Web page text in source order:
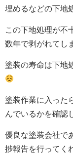
埋めるなどの下地
この下地処理が不
数年で剥がれてし
塗装の寿命は下地
塗装作業に入った
んでいるかを確認
優良な塗装会社で
捗報告を行ってく